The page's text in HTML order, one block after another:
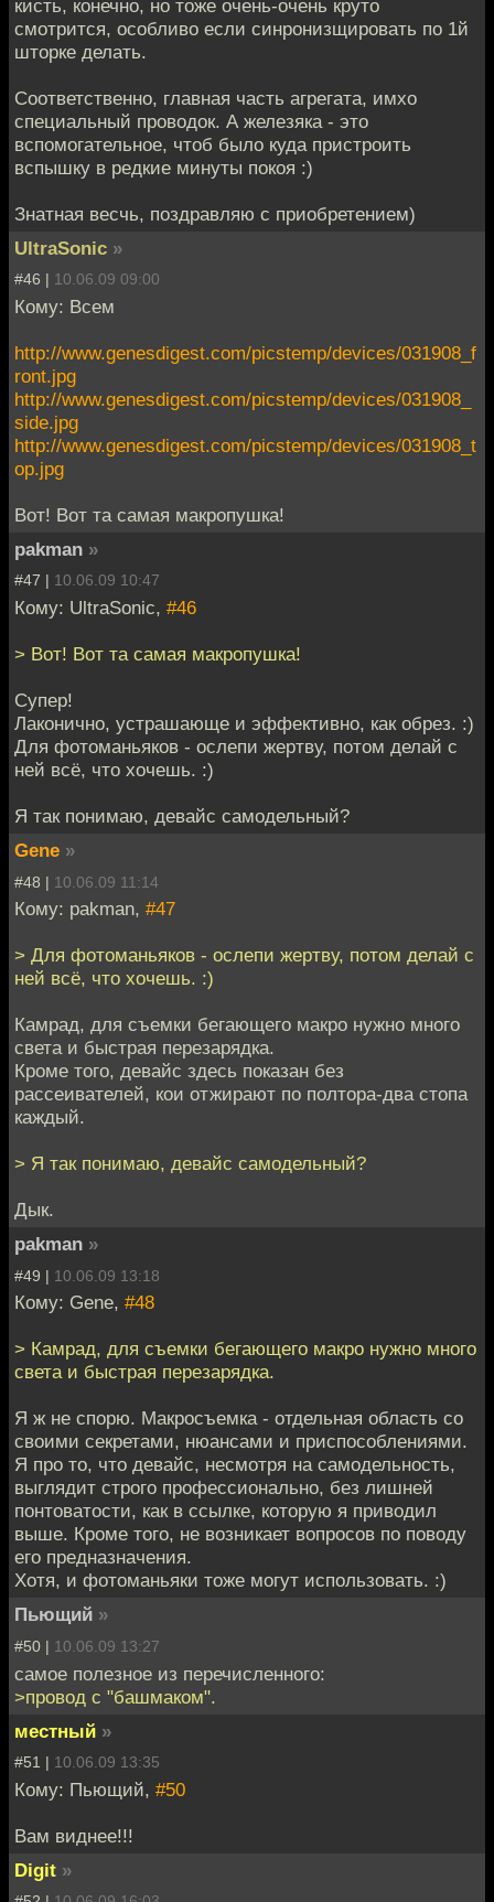
кисть, конечно, но тоже очень-очень круто
смотрится, особливо если синронизщировать по 1й
шторке делать.
Соответственно, главная часть агрегата, имхо
специальный проводок. А железяка - это
вспомогательное, чтоб было куда пристроить
вспышку в редкие минуты покоя :)
Знатная весчь, поздравляю с приобретением)
UltraSonic »
#46 | 10.06.09 09:00
Кому: Всем
http://www.genesdigest.com/picstemp/devices/031908_f
ront.jpg
http://www.genesdigest.com/picstemp/devices/031908_
side.jpg
http://www.genesdigest.com/picstemp/devices/031908_t
op.jpg
Вот! Вот та самая макропушка!
pakman »
#47 | 10.06.09 10:47
Кому: UltraSonic, #46
> Вот! Вот та самая макропушка!
Супер!
Лаконично, устрашающе и эффективно, как обрез. :)
Для фотоманьяков - ослепи жертву, потом делай с
ней всё, что хочешь. :)
Я так понимаю, девайс самодельный?
Gene »
#48 | 10.06.09 11:14
Кому: pakman, #47
> Для фотоманьяков - ослепи жертву, потом делай с
ней всё, что хочешь. :)
Камрад, для съемки бегающего макро нужно много
света и быстрая перезарядка.
Кроме того, девайс здесь показан без
рассеивателей, кои отжирают по полтора-два стопа
каждый.
> Я так понимаю, девайс самодельный?
Дык.
pakman »
#49 | 10.06.09 13:18
Кому: Gene, #48
> Камрад, для съемки бегающего макро нужно много
света и быстрая перезарядка.
Я ж не спорю. Макросъемка - отдельная область со
своими секретами, нюансами и приспособлениями.
Я про то, что девайс, несмотря на самодельность,
выглядит строго профессионально, без лишней
понтоватости, как в ссылке, которую я приводил
выше. Кроме того, не возникает вопросов по поводу
его предназначения.
Хотя, и фотоманьяки тоже могут использовать. :)
Пьющий »
#50 | 10.06.09 13:27
самое полезное из перечисленного:
>провод с "башмаком".
местный »
#51 | 10.06.09 13:35
Кому: Пьющий, #50
Вам виднее!!!
Digit »